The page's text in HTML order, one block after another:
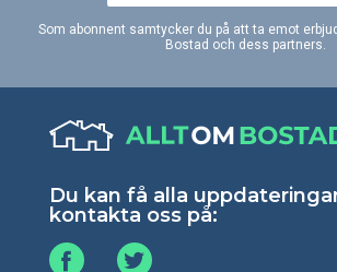
Som abonnent samtycker du på att ta emot
Bostad och dess partners.
Du kan få alla
kontakta oss på: